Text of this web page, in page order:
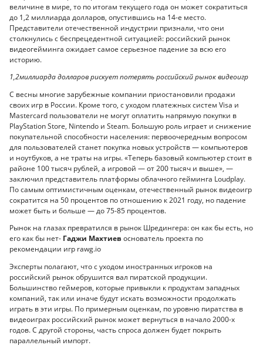
величине в мире, то по итогам текущего года он может сократиться
до 1,2 миллиарда долларов, опустившись на 14-е место.
Представители отечественной индустрии признали, что они
столкнулись с беспрецедентной ситуацией: российский рынок
видеогейминга ожидает самое серьезное падение за всю его
историю.
1,2миллиарда долларов рискует потерять российский рынок видеоигр
С весны многие зарубежные компании приостановили продажи
своих игр в России. Кроме того, с уходом платежных систем Visa и
Mastercard пользователи не могут оплатить напрямую покупки в
PlayStation Store, Nintendo и Steam. Большую роль играет и снижение
покупательной способности населения: первоочередным вопросом
для пользователей станет покупка новых устройств — компьютеров
и ноутбуков, а не траты на игры. «Теперь базовый компьютер стоит в
районе 100 тысяч рублей, а игровой — от 200 тысяч и выше», —
заключил представитель платформы облачного гейминга Loudplay.
По самым оптимистичным оценкам, отечественный рынок видеоигр
сократится на 50 процентов по отношению к 2021 году, но падение
может быть и больше — до 75-85 процентов.
Рынок на глазах превратился в рынок Шредингера: он как бы есть, но
его как бы нет- Гаджи Махтиев основатель проекта по
рекомендации игр rawg.io
Эксперты полагают, что с уходом иностранных игроков на
российский рынок обрушится вал пиратской продукции.
Большинство геймеров, которые привыкли к продуктам западных
компаний, так или иначе будут искать возможности продолжать
играть в эти игры. По примерным оценкам, по уровню пиратства в
видеоиграх российский рынок может вернуться в начало 2000-х
годов. С другой стороны, часть спроса должен будет покрыть
параллельный импорт.